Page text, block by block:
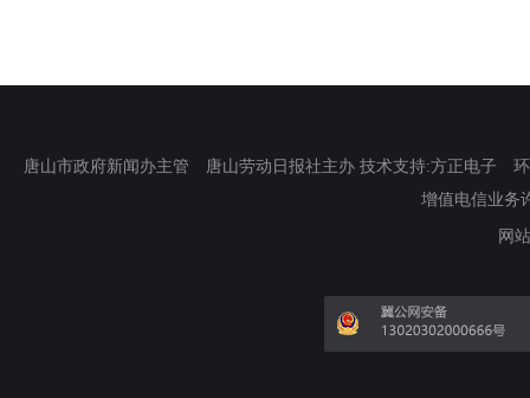
唐山市政府新闻办主管 唐山劳动日报社主办 技术支持:方正电子
增值电信业务
网